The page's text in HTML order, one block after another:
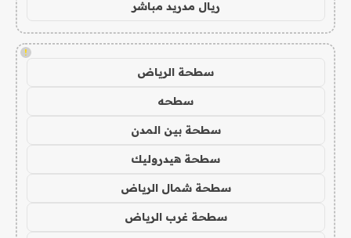
ريال مدريد مباشر
!
سطحة الرياض
سطحه
سطحة بين المدن
سطحة هيدروليك
سطحة شمال الرياض
سطحة غرب الرياض